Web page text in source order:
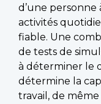
d’une personne
activités
fiable. Une
de tests de
à déterminer le
détermine la
travail, de même